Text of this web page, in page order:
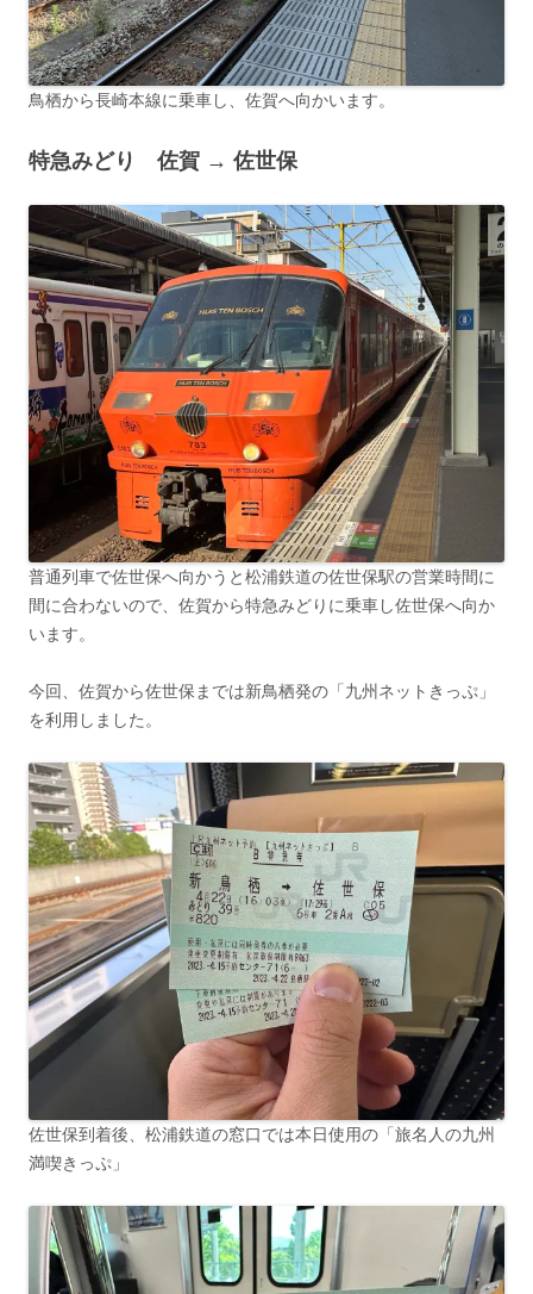
鳥栖から長崎本線に乗車し、佐賀へ向かいます。
特急みどり 佐賀 → 佐世保
普通列車で佐世保へ向かうと松浦鉄道の佐世保駅の営業時間に
間に合わないので、佐賀から特急みどりに乗車し佐世保へ向か
います。
今回、佐賀から佐世保までは新鳥栖発の「九州ネットきっぷ」
を利用しました。
佐世保到着後、松浦鉄道の窓口では本日使用の「旅名人の九州
満喫きっぷ」